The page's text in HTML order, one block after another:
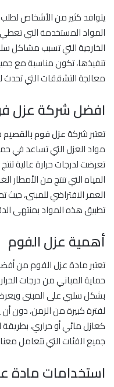
يتوافد كثير من الأشخاص
المواد المستخدمة التي
الخارجية التي تسبب مشاكل
تنفيذها، تكون مناسبة مع
معالجة التشققات التي تحدث
افضل شركة عزل
تعتبر شركةعزل فوم بالقصيم
مواد العزل التي تساعد في
تعرضت لدرجات حرارة عالية
المياه التي تنتج من الأمطار
العمر الافتراضي للمبنى،
تطبيق هذه المواد بمنتهى
أهمية عزل الفوم
تعتبر مادة عزل الفوم من
حماية المباني من درجات
بشكل سلبي على المبنى
لفترة كبيرة من الزمن، دون
كعازل مائي أو حراري،
جميع الفئات التي تتعامل
استخدامات مادة